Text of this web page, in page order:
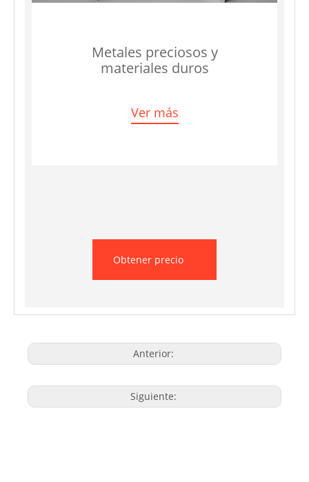
Metales preciosos y
materiales duros
Ver más
Obtener precio
Anterior:
Siguiente: